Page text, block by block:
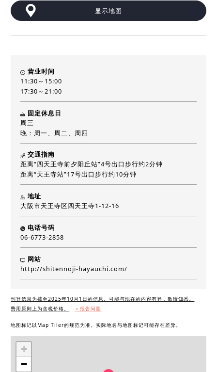
显示地图
营业时间
11:30～15:00
17:30～21:00
固定休息日
周三
晚：周一、周二、周四
交通指南
距离“四天王寺前夕阳丘站”4号出口步行约2分钟
距离“天王寺站”17号出口步行约10分钟
地址
大阪市天王寺区四天王寺1-12-16
电话号码
06-6773-2858
网站
http://shitennoji-hayauchi.com/
刊登信息为截至2025年10月1日的信息。可能与现在的内容有异，敬请知悉。
费用原则上为含税价格。
＞报告问题
地图标记以Map Tiler的规范为准。实际地名与地图标记可能存在差异。
+
−